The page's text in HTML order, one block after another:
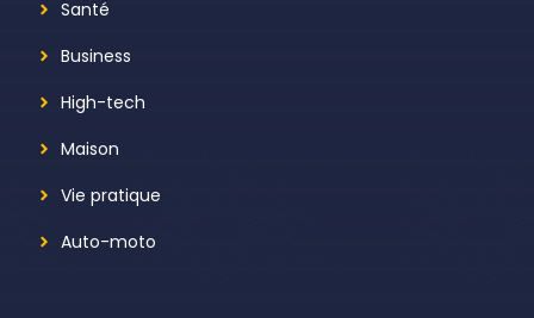
Santé
Business
High-tech
Maison
Vie pratique
Auto-moto